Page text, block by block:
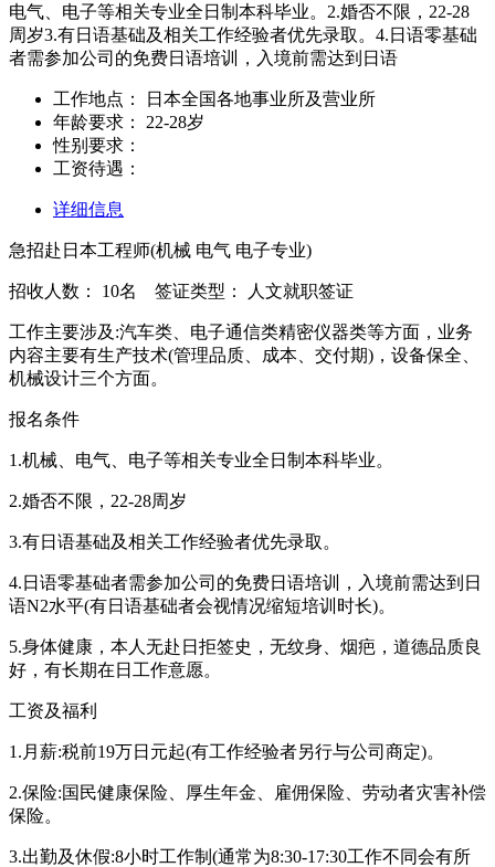
电气、电子等相关专业全日制本科毕业。2.婚否不限，22-28
周岁3.有日语基础及相关工作经验者优先录取。4.日语零基础
者需参加公司的免费日语培训，入境前需达到日语
工作地点：
日本全国各地事业所及营业所
年龄要求：
22-28岁
性别要求：
工资待遇：
详细信息
急招赴日本工程师(机械 电气 电子专业)
招收人数： 10名 签证类型： 人文就职签证
工作主要涉及:汽车类、电子通信类精密仪器类等方面，业务
内容主要有生产技术(管理品质、成本、交付期)，设备保全、
机械设计三个方面。
报名条件
1.机械、电气、电子等相关专业全日制本科毕业。
2.婚否不限，22-28周岁
3.有日语基础及相关工作经验者优先录取。
4.日语零基础者需参加公司的免费日语培训，入境前需达到日
语N2水平(有日语基础者会视情况缩短培训时长)。
5.身体健康，本人无赴日拒签史，无纹身、烟疤，道德品质良
好，有长期在日工作意愿。
工资及福利
1.月薪:税前19万日元起(有工作经验者另行与公司商定)。
2.保险:国民健康保险、厚生年金、雇佣保险、劳动者灾害补偿
保险。
3.出勤及休假:8小时工作制(通常为8:30-17:30工作不同会有所